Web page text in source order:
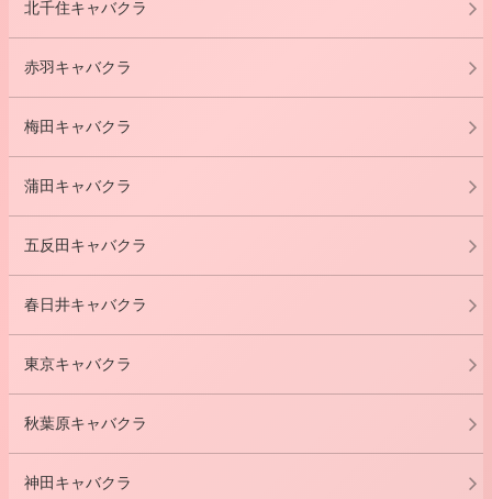
北千住キャバクラ
赤羽キャバクラ
梅田キャバクラ
蒲田キャバクラ
五反田キャバクラ
春日井キャバクラ
東京キャバクラ
秋葉原キャバクラ
神田キャバクラ